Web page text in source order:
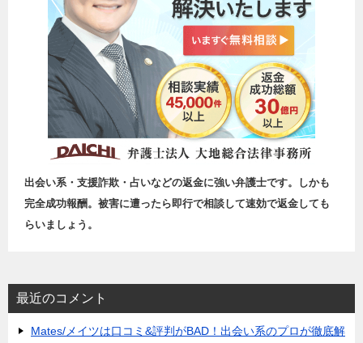
出会い系・支援詐欺・占いなどの返金に強い弁護士です。しかも
完全成功報酬。被害に遭ったら即行で相談して速効で返金しても
らいましょう。
最近のコメント
Mates/メイツは口コミ&評判がBAD！出会い系のプロが徹底解